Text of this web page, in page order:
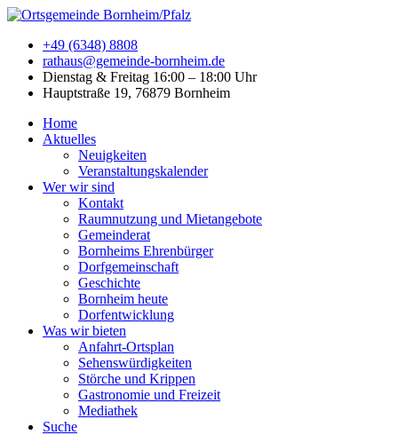
+49 (6348) 8808
rathaus@gemeinde-bornheim.de
Dienstag & Freitag 16:00 – 18:00 Uhr
Hauptstraße 19, 76879 Bornheim
Home
Aktuelles
Neuigkeiten
Veranstaltungskalender
Wer wir sind
Kontakt
Raumnutzung und Mietangebote
Gemeinderat
Bornheims Ehrenbürger
Dorfgemeinschaft
Geschichte
Bornheim heute
Dorfentwicklung
Was wir bieten
Anfahrt-Ortsplan
Sehenswürdigkeiten
Störche und Krippen
Gastronomie und Freizeit
Mediathek
Suche